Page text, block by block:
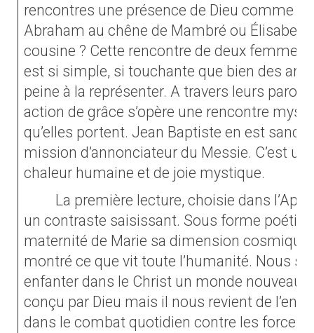
rencontres une présence de Dieu comme
Abraham au chêne de Mambré ou
cousine ? Cette rencontre de deux
est si simple, si touchante que bien des
peine à la représenter. A travers leurs
action de grâce s’opère une rencontre
qu’elles portent. Jean Baptiste en est
mission d’annonciateur du Messie. C’est
chaleur humaine et de joie mystique.
La première lecture, choisie dans
un contraste saisissant. Sous forme
maternité de Marie sa dimension cosmique
montré ce que vit toute l’humanité. Nous
enfanter dans le Christ un monde nouveau.
conçu par Dieu mais il nous revient de
dans le combat quotidien contre les forces